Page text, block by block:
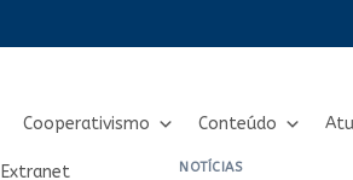
Cooperativismo Conteúdo
Extranet NOTÍCIAS